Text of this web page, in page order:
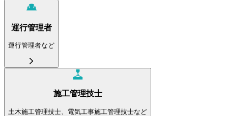
運行管理者
運行管理者など
施工管理技士
土木施工管理技士、電気工事施工管理技士など